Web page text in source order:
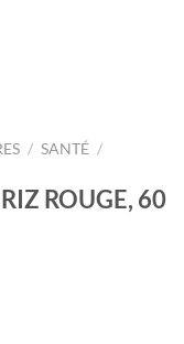
/ SANTÉ /
ROUGE, 60